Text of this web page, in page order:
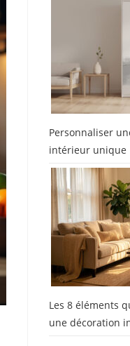
Personnaliser
intérieur unique
Les 8 éléments
une décoration